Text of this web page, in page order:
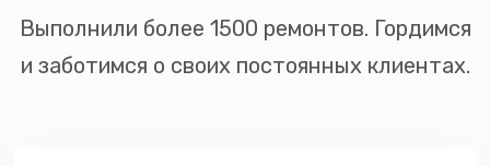
Выполнили более 1500 ремонтов. Гордимся
и заботимся о своих постоянных клиентах.